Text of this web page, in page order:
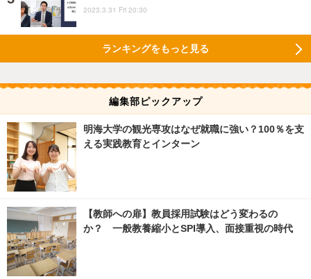
2023.3.31 Fri 20:30
ランキングをもっと見る
編集部ピックアップ
明海大学の観光専攻はなぜ就職に強い？100％を支
える実践教育とインターン
【教師への扉】教員採用試験はどう変わるの
か？ 一般教養縮小とSPI導入、面接重視の時代